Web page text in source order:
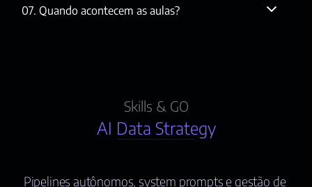
07. Quando acontecem as aulas?
Skills & GO
AI Data Strategy
Pipelines autônomos, system prompts e gestão de